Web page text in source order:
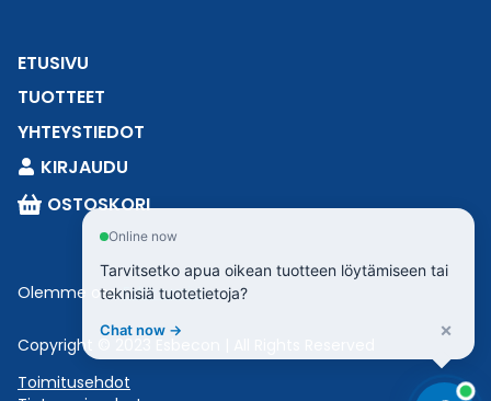
ETUSIVU
TUOTTEET
YHTEYSTIEDOT
KIRJAUDU
OSTOSKORI
Olemme osaEsbeconia.
Copyright © 2023 Esbecon | All Rights Reserved
Toimitusehdot
Online now
Tarvitsetko apua oikean tuotteen löytämiseen tai
teknisiä tuotetietoja?
Chat now → ×